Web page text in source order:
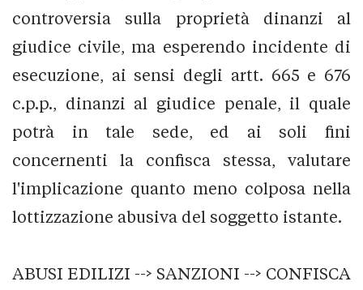
controversia sulla proprietà dinanzi al
giudice civile, ma esperendo incidente di
esecuzione, ai sensi degli artt. 665 e 676
c.p.p., dinanzi al giudice penale, il quale
potrà in tale sede, ed ai soli fini
concernenti la confisca stessa, valutare
l'implicazione quanto meno colposa nella
lottizzazione abusiva del soggetto istante.
ABUSI EDILIZI --> SANZIONI --> CONFISCA